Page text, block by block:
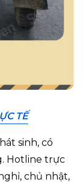
TẾ
sinh, có
. Hotline trực
chủ nhật,